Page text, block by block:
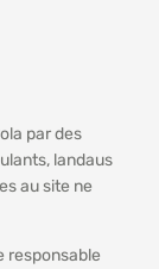
par des
landaus
au site ne
responsable